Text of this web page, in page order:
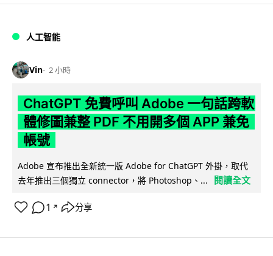
人工智能
Vin 2 小時
ChatGPT 免費呼叫 Adobe 一句話跨軟
體修圖兼整 PDF 不用開多個 APP 兼免
帳號
Adobe 宣布推出全新統一版 Adobe for ChatGPT 外掛，取代
去年推出三個獨立 connector，將 Photoshop、...
閱讀全文
1 ↗ 分享